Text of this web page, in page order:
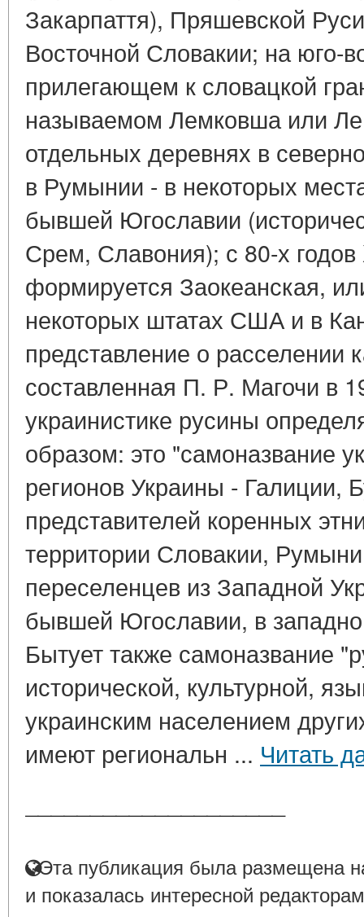
Закарпаття), Пряшевской
Восточной Словакии; на юго-
прилегающем к словацкой
называемом Лемковша или
отдельных деревнях в
в Румынии - в некоторых
бывшей Югославии
Срем, Славония); с 80-х годов
формируется Заокеанская,
некоторых штатах США и в
представление о расселении
составленная П. Р. Магочи в
украинистике русины
образом: это "самоназвание
регионов Украины - Галиции,
представителей коренных
территории Словакии,
переселенцев из Западной
бывшей Югославии, в
Бытует также самоназвание
исторической, культурной,
украинским населением
имеют региональн ... Читать
Эта публикация была размещена
и показалась интересной